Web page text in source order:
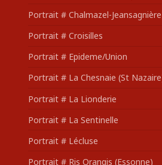
Portrait # Chalmazel-Jeansagnière
Portrait # Croisilles
Portrait # Epideme/Union
Portrait # La Chesnaie (St
Portrait # La Lionderie
Portrait # La Sentinelle
Portrait # Lécluse
Portrait # Ris Orangis (Essonne)